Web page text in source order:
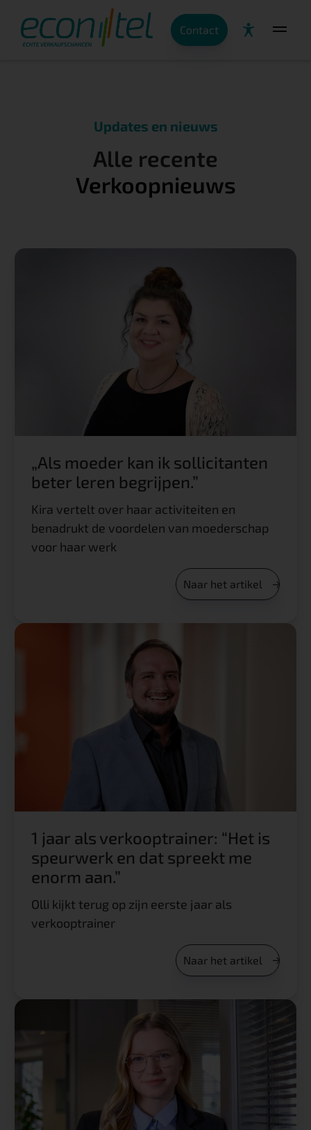
Contact
Updates en nieuws
Alle recente
Verkoopnieuws
„Als moeder kan ik sollicitanten
beter leren begrijpen.”
Kira vertelt over haar activiteiten en
benadrukt de voordelen van moederschap
voor haar werk
Naar het artikel
1 jaar als verkooptrainer: “Het is
speurwerk en dat spreekt me
enorm aan.”
Olli kijkt terug op zijn eerste jaar als
verkooptrainer
Naar het artikel